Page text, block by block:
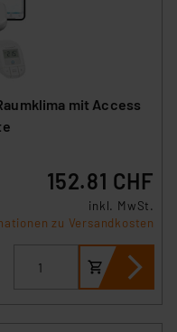
Europäer bestehen.
der
Daten,
mit Access
152.81 CHF
inkl. MwSt.
zu Versandkosten